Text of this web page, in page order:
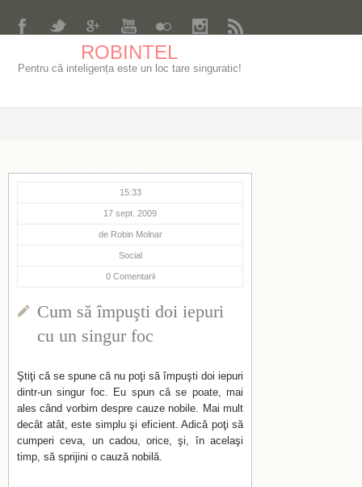
ROBINTEL
Pentru că inteligența este un loc tare singuratic!
15:33
17 sept. 2009
de Robin Molnar
Social
0 Comentarii
Cum să împuşti doi iepuri
cu un singur foc
Ştiţi că se spune că nu poţi să împuşti doi iepuri
dintr-un singur foc. Eu spun că se poate, mai
ales când vorbim despre cauze nobile. Mai mult
decât atât, este simplu şi eficient. Adică poţi să
cumperi ceva, un cadou, orice, şi, în acelaşi
timp, să sprijini o cauză nobilă.